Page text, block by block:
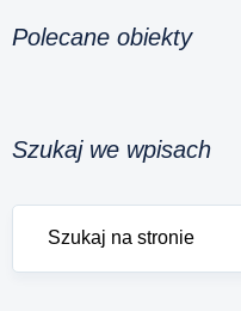
Polecane obiekty
Szukaj we wpisach